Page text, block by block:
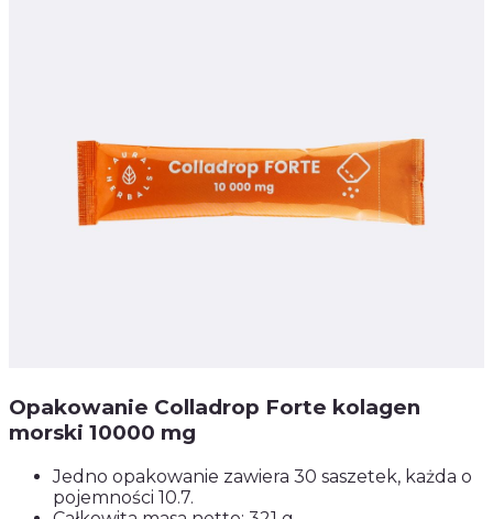
Opakowanie Colladrop Forte kolagen
morski 10000 mg
Jedno opakowanie zawiera 30 saszetek, każda o
pojemności 10.7.